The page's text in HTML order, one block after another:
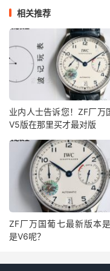
相关推荐
业内人士告诉您！ZF厂万
V5版在那里买才最对版
ZF厂万国葡七最新版本
是V6呢？